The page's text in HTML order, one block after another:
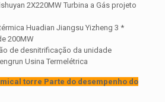
2X220MW Turbina a Gás projeto
Huadian Jiangsu Yizheng 3 *
200MW
de desnitrificação da unidade
Usina Termelétrica
torre Parte do desempenho do